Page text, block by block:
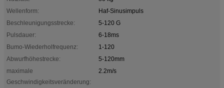
Wellenform:
Haf-Sinusimpuls
Beschleunigungsstrecke:
5-120 G
Pulsdauer:
6-18ms
Bumo-Wiederholfrequenz:
1-120
Abwurfhöhestrecke:
5-120mm
maximale
Geschwindigkeitsveränderung:
2.2m/s